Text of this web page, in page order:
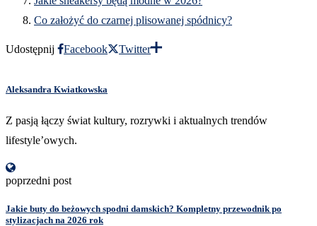
Co założyć do czarnej plisowanej spódnicy?
Udostępnij Facebook Twitter
Aleksandra Kwiatkowska
Z pasją łączy świat kultury, rozrywki i aktualnych trendów
lifestyle’owych.
poprzedni post
Jakie buty do beżowych spodni damskich? Kompletny przewodnik po
stylizacjach na 2026 rok